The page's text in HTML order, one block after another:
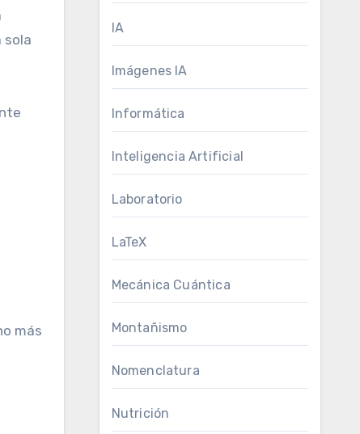
sola
más
IA
Imágenes IA
Informática
Inteligencia Artificial
Laboratorio
LaTeX
Mecánica Cuántica
Montañismo
Nomenclatura
Nutrición